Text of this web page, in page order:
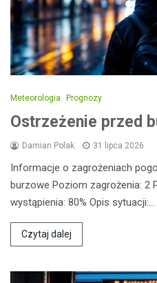
Meteorologia Prognozy
Ostrzeżenie przed
Damian Polak 31 lipca 2026
Informacje o zagrożeniach
burzowe Poziom zagrożenia: 2
wystąpienia: 80% Opis sytuacji:…
Czytaj dalej